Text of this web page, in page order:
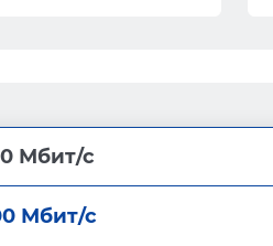
Мбит/с
Мбит/с